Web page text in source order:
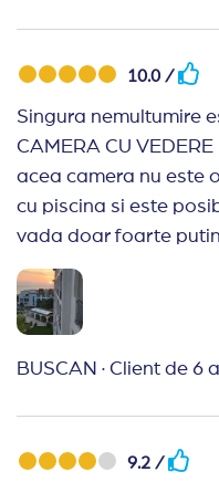
10.0 /
Singura nemultumire este
CAMERA CU
acea camera nu este
cu piscina si este
vada doar foarte
BUSCAN · Client de 6
9.2 /